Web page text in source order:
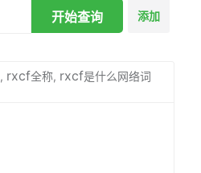
开始查询 添加
rxcf全称, rxcf是什么网络词